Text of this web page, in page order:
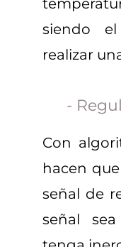
siendo
realizar
-
Con
hacen
señal de
señal